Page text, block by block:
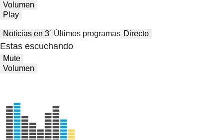
Volumen
Play
Noticias en 3′ Últimos programas Directo
Estas escuchando
Mute
Volumen